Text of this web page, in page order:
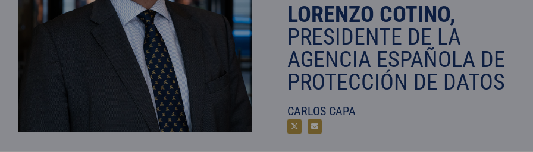
LORENZO COTINO,
PRESIDENTE DE LA
AGENCIA ESPAÑOLA DE
PROTECCIÓN DE DATOS
CARLOS CAPA